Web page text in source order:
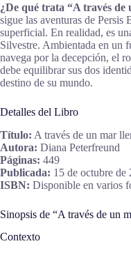
¿De qué trata “A través de
sigue las aventuras de Persis
superficial. En realidad, es
Silvestre. Ambientada en un
navega por la decepción, el
debe equilibrar sus dos
destino de su mundo.
Detalles del Libro
Título: A través de un mar
Autora: Diana Peterfreund
Páginas: 449
Publicada: 15 de octubre de
ISBN: Disponible en varios
Sinopsis de “A través de un
Contexto